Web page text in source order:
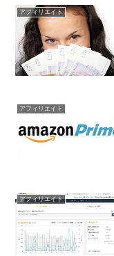
アフィリエイト
アフィリエイト
アフィリエイト